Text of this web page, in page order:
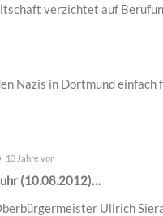
verzichtet auf
Nazis in Dortmund einfach
13 Jahre vor
(10.08.2012)…
Ullrich